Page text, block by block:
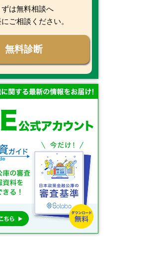
ずは無料相談へ
ご相談ください。
無料診断